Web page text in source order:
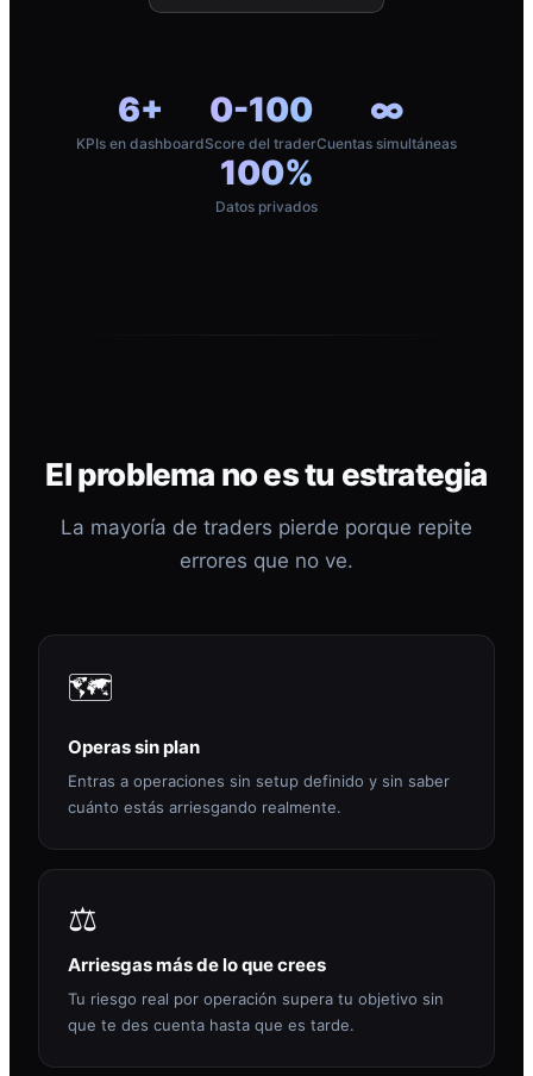
6+
KPIs en dashboard
0-100
Score del trader
∞
Cuentas simultáneas
100%
Datos privados
El problema no es tu estrategia
La mayoría de traders pierde porque repite
errores que no ve.
🗺️
Operas sin plan
Entras a operaciones sin setup definido y sin saber
cuánto estás arriesgando realmente.
⚖️
Arriesgas más de lo que crees
Tu riesgo real por operación supera tu objetivo sin
que te des cuenta hasta que es tarde.